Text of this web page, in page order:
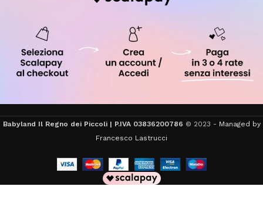
Babyland Il Regno dei Piccoli | P.IVA 03836200786 © 2023 - Managed by
Francesco Lastrucci